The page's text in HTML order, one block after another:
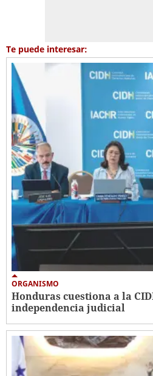
Te puede interesar:
ORGANISMO
Honduras cuestiona a la
independencia judicial